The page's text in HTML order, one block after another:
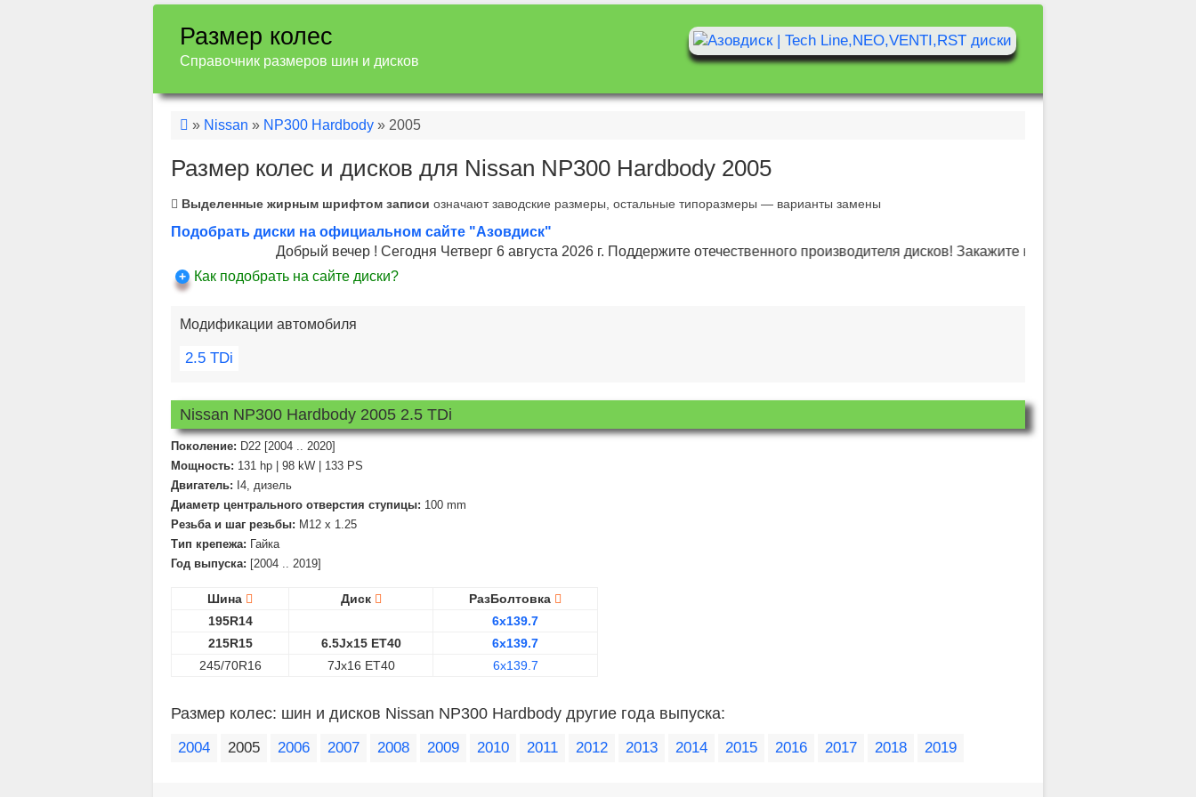
Размер колес
Справочник размеров шин и дисков
» Nissan » NP300 Hardbody » 2005
Размер колес и дисков для Nissan NP300 Hardbody 2005
Выделенные жирным шрифтом записи означают заводские размеры, остальные типоразмеры — варианты замены
Подобрать диски на официальном сайте "Азовдиск"
Добрый вечер ! СегодняЧетверг 6 августа 2026 г. Поддержите отечественного производителя дисков! Закажите на официальном сайте
Как подобрать на сайте диски?
Модификации автомобиля
2.5 TDi
Nissan NP300 Hardbody 2005 2.5 TDi
Поколение: D22 [2004 .. 2020]
Мощность: 131 hp | 98 kW | 133 PS
Двигатель: I4, дизель
Диаметр центрального отверстия ступицы: 100 mm
Резьба и шаг резьбы: M12 x 1.25
Тип крепежа: Гайка
Год выпуска: [2004 .. 2019]
Шина Диск
РазБолтовка
195R14
6x139.7
215R15
6.5Jx15 ET40
6x139.7
245/70R16
7Jx16 ET40 6x139.7
Размер колес: шин и дисков Nissan NP300 Hardbody другие года выпуска:
2004 2005 2006 2007 2008 2009 2010 2011 2012 2013 2014 2015 2016 2017 2018 2019